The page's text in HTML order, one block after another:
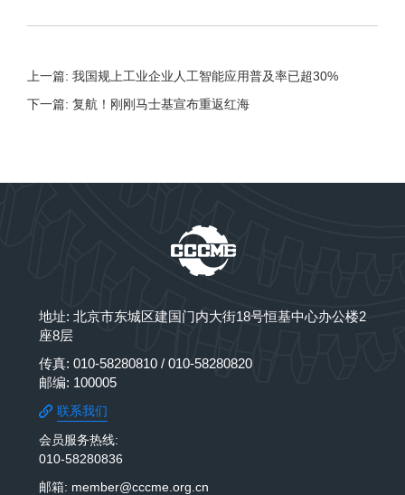
上一篇: 我国规上工业企业人工智能应用普及率已超30%
下一篇: 复航！刚刚马士基宣布重返红海
地址: 北京市东城区建国门内大街18号恒基中心办公楼2
座8层
传真: 010-58280810 / 010-58280820
邮编: 100005
联系我们
会员服务热线:
010-58280836
邮箱: member@cccme.org.cn